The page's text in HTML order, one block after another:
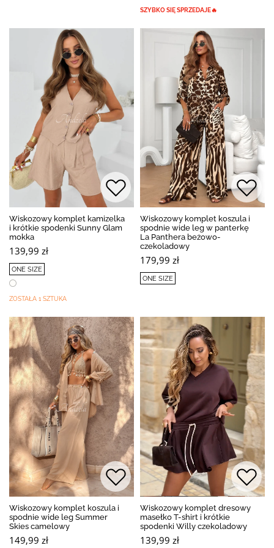
SZYBKO SIĘ SPRZEDAJE🔥
Wiskozowy komplet kamizelka
i krótkie spodenki Sunny Glam
mokka
139,99 zł
ONE SIZE
ZOSTAŁA 1 SZTUKA
Wiskozowy komplet koszula i
spodnie wide leg w panterkę
La Panthera beżowo-
czekoladowy
179,99 zł
ONE SIZE
Wiskozowy komplet koszula i
spodnie wide leg Summer
Skies camelowy
149,99 zł
BESTSELLER
Wiskozowy komplet dresowy
masełko T-shirt i krótkie
spodenki Willy czekoladowy
139,99 zł